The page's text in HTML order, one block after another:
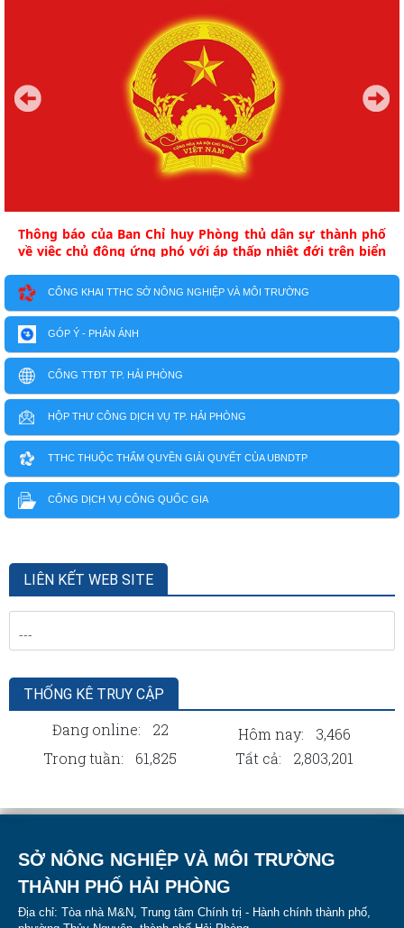
Thông báo của Ban Chỉ huy Phòng thủ dân sự thành phố
về việc chủ động ứng phó với áp thấp nhiệt đới trên biển
CÔNG KHAI TTHC SỞ NÔNG NGHIỆP VÀ MÔI TRƯỜNG
GÓP Ý - PHẢN ÁNH
CỔNG TTĐT TP. HẢI PHÒNG
HỘP THƯ CÔNG DỊCH VỤ TP. HẢI PHÒNG
TTHC THUỘC THẨM QUYỀN GIẢI QUYẾT CỦA UBNDTP
CỔNG DỊCH VỤ CÔNG QUỐC GIA
LIÊN KẾT WEB SITE
THỐNG KÊ TRUY CẬP
Đang online: 22 Hôm nay:
3,466
Trong tuần:
61,825 Tất cả: 2,803,201
SỞ NÔNG NGHIỆP VÀ MÔI TRƯỜNG
THÀNH PHỐ HẢI PHÒNG
Địa chỉ: Tòa nhà M&N, Trung tâm Chính trị - Hành chính thành phố,